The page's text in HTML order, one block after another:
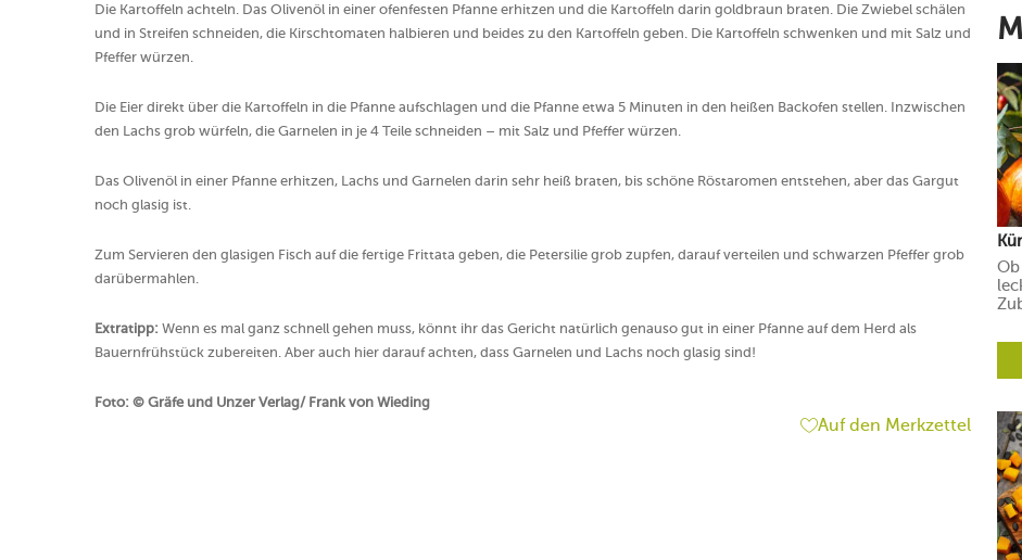
Die Kartoffeln achteln. Das Olivenöl in einer ofenfesten Pfanne erhitzen und die Kartoffeln darin goldbraun braten. Die Zwiebel schälen
und in Streifen schneiden, die Kirschtomaten halbieren und beides zu den Kartoffeln geben. Die Kartoffeln schwenken und mit Salz und
Pfeffer würzen.
Die Eier direkt über die Kartoffeln in die Pfanne aufschlagen und die Pfanne etwa 5 Minuten in den heißen Backofen stellen. Inzwischen
den Lachs grob würfeln, die Garnelen in je 4 Teile schneiden – mit Salz und Pfeffer würzen.
Das Olivenöl in einer Pfanne erhitzen, Lachs und Garnelen darin sehr heiß braten, bis schöne Röstaromen entstehen, aber das Gargut
noch glasig ist.
Zum Servieren den glasigen Fisch auf die fertige Frittata geben, die Petersilie grob zupfen, darauf verteilen und schwarzen Pfeffer grob
darübermahlen.
Extratipp: Wenn es mal ganz schnell gehen muss, könnt ihr das Gericht natürlich genauso gut in einer Pfanne auf dem Herd als
Bauernfrühstück zubereiten. Aber auch hier darauf achten, dass Garnelen und Lachs noch glasig sind!
Foto: © Gräfe und Unzer Verlag/ Frank von Wieding
Auf den Merkzettel